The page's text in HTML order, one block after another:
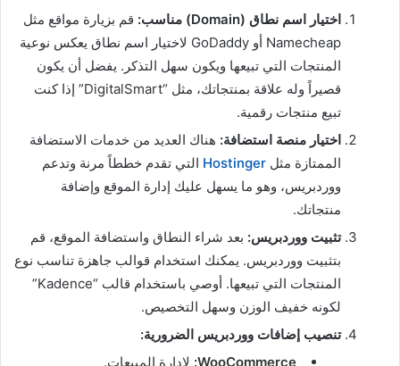
اختيار اسم نطاق (Domain) مناسب:
قم بزيارة مواقع مثل
Namecheap أو GoDaddy لاختيار اسم نطاق يعكس نوعية
المنتجات التي تبيعها ويكون سهل التذكر. يفضل أن يكون
قصيراً وله علاقة بمنتجاتك، مثل “DigitalSmart” إذا كنت
تبيع منتجات رقمية.
اختيار منصة استضافة: هناك العديد من خدمات الاستضافة
الممتازة مثل Hostinger التي تقدم خططاً مرنة وتدعم
ووردبريس، وهو ما يسهل عليك إدارة الموقع وإضافة
منتجاتك.
تثبيت ووردبريس: بعد شراء النطاق واستضافة الموقع، قم
بتثبيت ووردبريس. يمكنك استخدام قوالب جاهزة تناسب نوع
المنتجات التي تبيعها. أوصي باستخدام قالب “Kadence”
لكونه خفيف الوزن وسهل التخصيص.
تنصيب إضافات ووردبريس الضرورية:
WooCommerce: لإدارة المبيعات.